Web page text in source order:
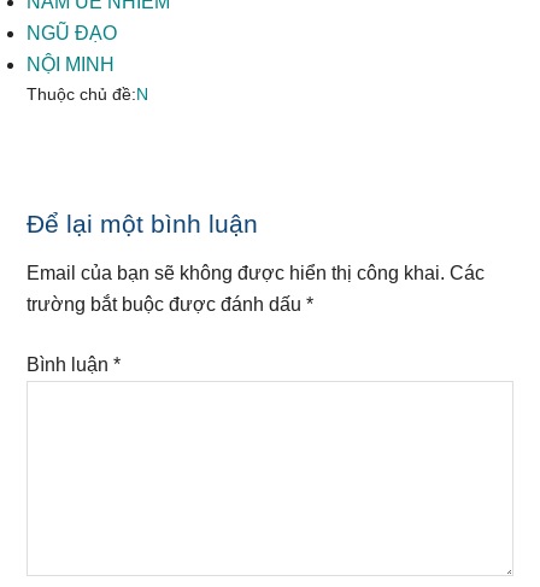
NGŨ ĐẠO
NỘI MINH
Thuộc chủ đề:N
Reader
Interactions
Để lại một bình luận
Email của bạn sẽ không được hiển thị công khai. Các
trường bắt buộc được đánh dấu*
Bình luận*